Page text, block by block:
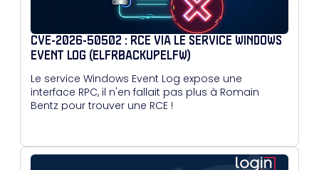
CVE-2026-50502 : RCE VIA LE SERVICE WINDOWS
EVENT LOG (ELFRBACKUPELFW)
Le service Windows Event Log expose une
interface RPC, il n'en fallait pas plus à Romain
Bentz pour trouver une RCE !